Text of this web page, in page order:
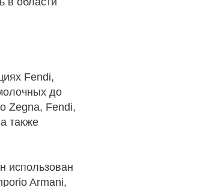
Fendi,
до
Zegna, Fendi,
также
использован
Armani,